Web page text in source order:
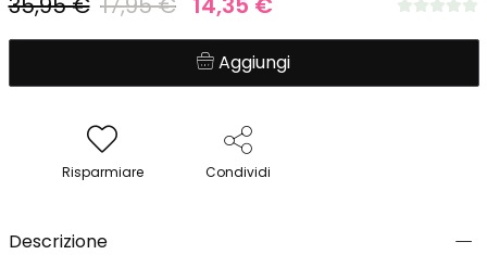
Aggiungi
Risparmiare Condividi
Descrizione